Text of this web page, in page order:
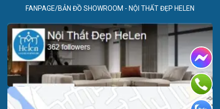
FANPAGE/BẢN ĐỒ SHOWROOM - NỘI THẤT ĐẸP HELEN